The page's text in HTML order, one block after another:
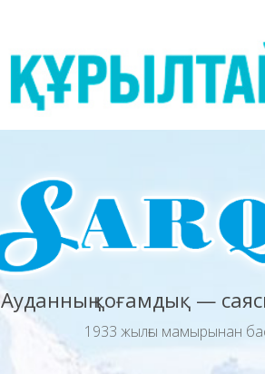
Ауданның қоғамдық —
1933 жылғы мамырынан